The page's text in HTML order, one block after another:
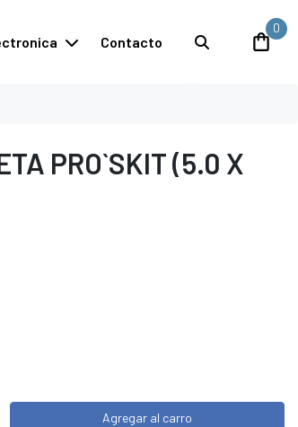
Contacto
0
PRO`SKIT (5.0 X
Agregar al carro